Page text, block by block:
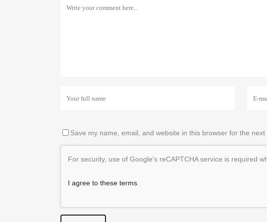
Save my name, email, and website in this browser for the next
For security, use of Google's reCAPTCHA service is required
I agree to these terms